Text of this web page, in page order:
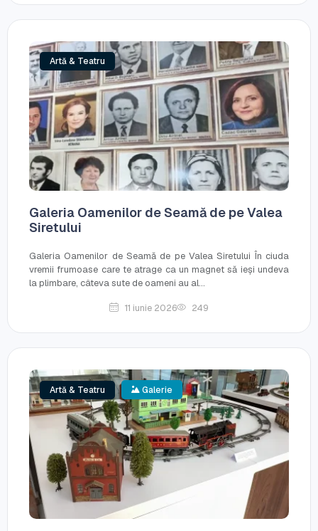
Artă & Teatru
Galeria Oamenilor de Seamă de pe Valea
Siretului
Galeria Oamenilor de Seamă de pe Valea Siretului În ciuda
vremii frumoase care te atrage ca un magnet să ieși undeva
la plimbare, câteva sute de oameni au al...
11 iunie 2026 249
Artă & Teatru Galerie